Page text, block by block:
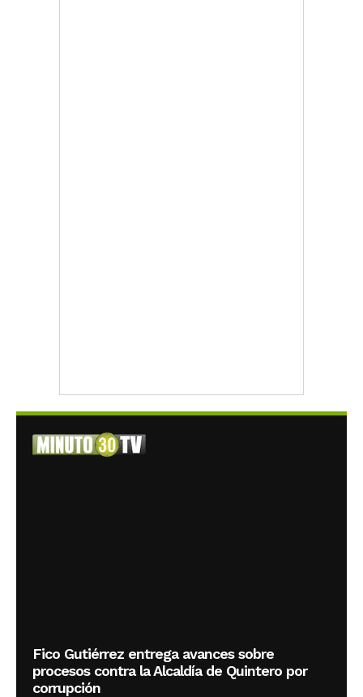
Fico Gutiérrez entrega avances sobre
procesos contra la Alcaldía de Quintero por
corrupción